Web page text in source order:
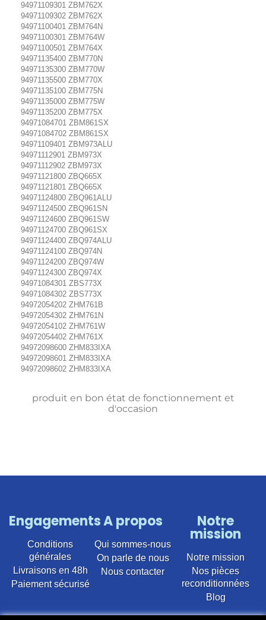
94971109301 ZBM762X
94971109302 ZBM762X
94971100401 ZBM764N
94971100301 ZBM764W
94971100501 ZBM764X
94971135400 ZBM770N
94971135300 ZBM770W
94971135500 ZBM770X
94971135100 ZBM775N
94971135000 ZBM775W
94971135200 ZBM775X
94971084701 ZBM861SX
94971084702 ZBM861SX
94971109401 ZBM973ALU
94971112901 ZBM973X
94971112902 ZBM973X
94971121800 ZBQ665X
94971121801 ZBQ665X
94971124800 ZBQ961ALU
94971124500 ZBQ961SN
94971124600 ZBQ961SW
94971124700 ZBQ961SX
94971124400 ZBQ974ALU
94971124100 ZBQ974N
94971124200 ZBQ974W
94971124300 ZBQ974X
94971084301 ZBS773X
94971084302 ZBS773X
94972054202 ZHM761B
94972054302 ZHM761N
94972054102 ZHM761W
94972054402 ZHM761X
94972098600 ZHM833IXA
94972098601 ZHM833IXA
94972098602 ZHM833IXA
produit en bon état de fonctionnement et
d'occasion
Engagements
Conditions
générales
Livraisons en 48h
Paiement sécurisé
A propos
Qui sommes-nous
On parle de nous
Nous contacter
Notre
mission
Notre mission
Nos pièces
reconditionnées
Blog